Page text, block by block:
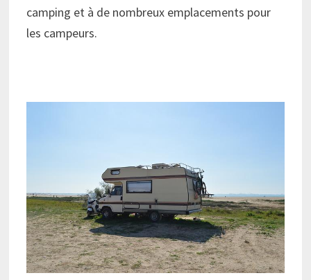
camping et à de nombreux emplacements pour
les campeurs.